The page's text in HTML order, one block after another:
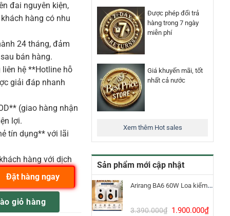
Được phép đổi trả
hàng trong 7 ngày
miễn phí
Giá khuyến mãi, tốt
nhất cả nước
Xem thêm Hot sales
Sản phẩm mới cập nhật
Arirang BA6 60W Loa kiểm âm Bluetooth 5.3
3.390.000₫ Giá
1.900.000₫Giá
đai nguyên kiện,
hàng có nhu
24 tháng, đảm
bán hàng.
hệ **Hotline hỗ
giải đáp nhanh
(giao hàng nhận
lợi.
tín dụng** với lãi
hàng với dịch
Suất 1500W 15inch FBT số lượng
giỏ hàng
Đặt hàng ngay